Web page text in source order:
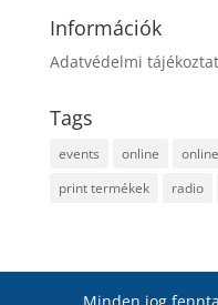
Információk
Adatvédelmi
Tags
events online
print termékek
radio